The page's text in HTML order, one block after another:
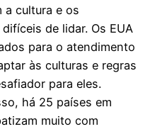
a cultura e os
de lidar. Os EUA
para o atendimento
às culturas e regras
para eles.
há 25 países em
muito com